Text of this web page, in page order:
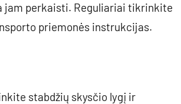
jam perkaisti. Reguliariai tikrinkite
priemonės instrukcijas.
stabdžių skysčio lygį ir